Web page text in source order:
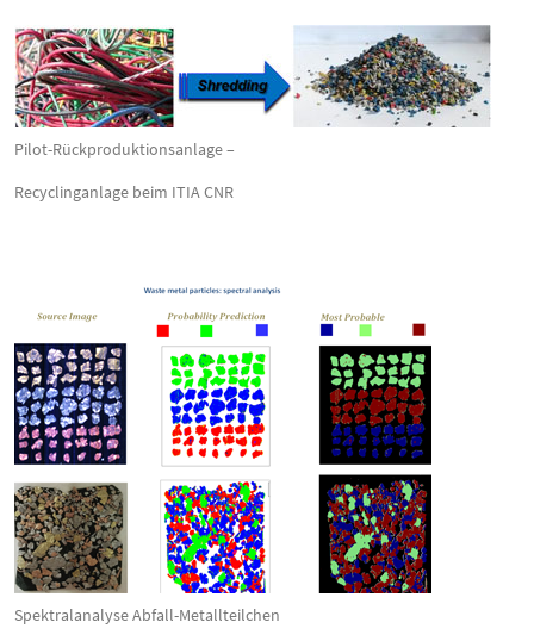
Pilot-Rückproduktionsanlage –
Recyclinganlage beim ITIA CNR
Spektralanalyse Abfall-Me­tall­teil­chen